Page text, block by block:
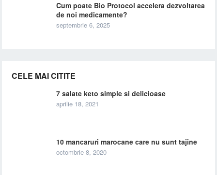
Cum poate Bio Protocol accelera dezvoltarea
de noi medicamente?
septembrie 6, 2025
CELE MAI CITITE
7 salate keto simple si delicioase
aprilie 18, 2021
10 mancaruri marocane care nu sunt tajine
octombrie 8, 2020